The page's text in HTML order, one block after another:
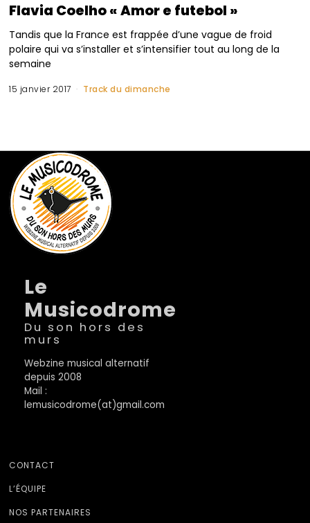
Flavia Coelho « Amor e futebol »
Tandis que la France est frappée d’une vague de froid
polaire qui va s’installer et s’intensifier tout au long de la
semaine
15 janvier 2017 Track du dimanche
Le
Musicodrome
Du son hors des
murs
Webzine musical alternatif
depuis 2008
Mail :
lemusicodrome(at)gmail.com
CONTACT
L’ÉQUIPE
NOS PARTENAIRES